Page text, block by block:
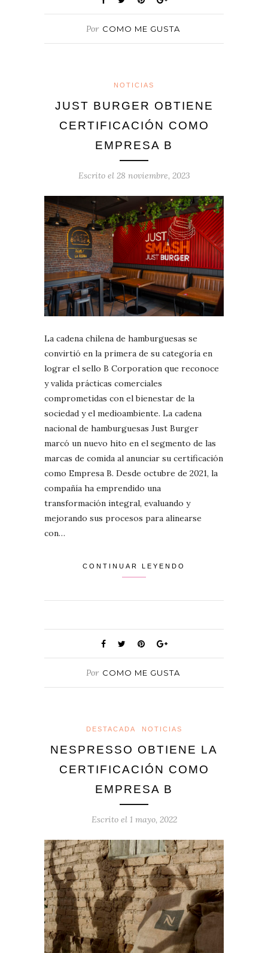
Por COMO ME GUSTA
NOTICIAS
JUST BURGER OBTIENE
CERTIFICACIÓN COMO
EMPRESA B
Escrito el 28 noviembre, 2023
La cadena chilena de hamburguesas se
convirtió en la primera de su categoría en
lograr el sello B Corporation que reconoce
y valida prácticas comerciales
comprometidas con el bienestar de la
sociedad y el medioambiente. La cadena
nacional de hamburguesas Just Burger
marcó un nuevo hito en el segmento de las
marcas de comida al anunciar su certificación
como Empresa B. Desde octubre de 2021, la
compañía ha emprendido una
transformación integral, evaluando y
mejorando sus procesos para alinearse
con…
CONTINUAR LEYENDO
Por COMO ME GUSTA
DESTACADA NOTICIAS
NESPRESSO OBTIENE LA
CERTIFICACIÓN COMO
EMPRESA B
Escrito el 1 mayo, 2022